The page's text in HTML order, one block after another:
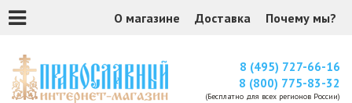
О магазине Доставка Почему мы?
8 (495) 727-66-16
8 (800) 775-83-32
(Бесплатно для всех регионов России)